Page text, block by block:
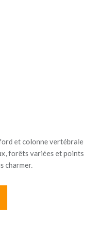
et colonne vertébrale
forêts variées et points
charmer.